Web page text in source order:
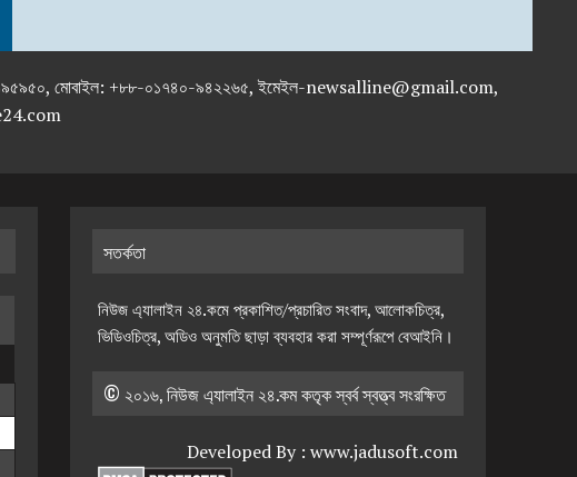
০২-৭১৯৫৯৫০, মোবাইল: +৮৮-০১৭৪০-৯৪২২৬৫, ইমেইল-newsalline@gmail.com,
সতর্কতা
নিউজ এ্যালাইন ২৪.কমে প্রকাশিত/প্রচারিত সংবাদ, আলোকচিত্র,
ভিডিওচিত্র, অডিও অনুমতি ছাড়া ব্যবহার করা সম্পূর্ণরূপে বেআইনি।
© ২০১৬, নিউজ এ্যালাইন ২৪.কম কতৃক স্বর্ব স্বত্ত্ব সংরক্ষিত
Developed By : www.jadusoft.com